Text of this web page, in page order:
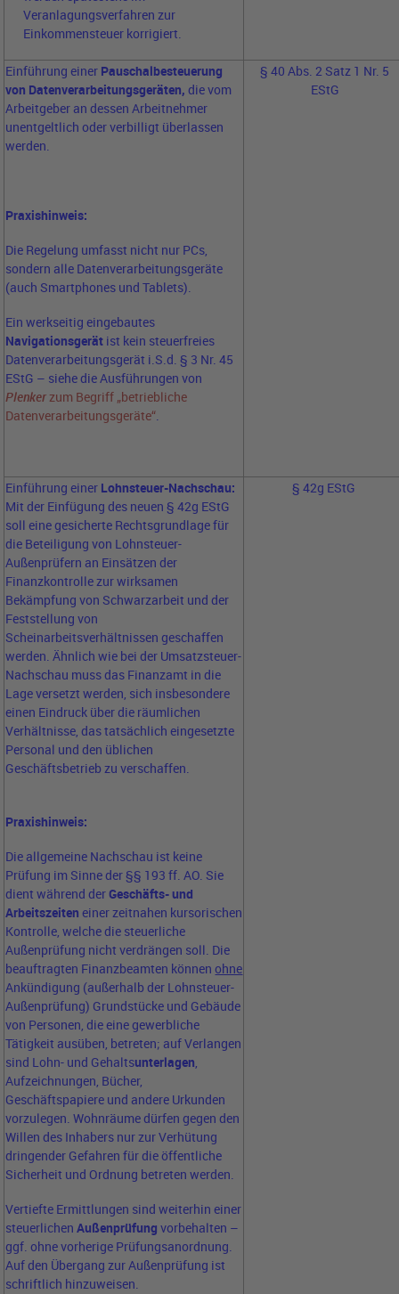
Veranlagungsverfahren zur
Einkommensteuer korrigiert.
Einführung einer Pauschalbesteuerung
von Datenverarbeitungsgeräten, die vom
Arbeitgeber an dessen Arbeitnehmer
unentgeltlich oder verbilligt überlassen
werden.
Praxishinweis:
Die Regelung umfasst nicht nur PCs,
sondern alle Datenverarbeitungsgeräte
(auch Smartphones und Tablets).
Ein werkseitig eingebautes
Navigationsgerät ist kein steuerfreies
Datenverarbeitungsgerät i.S.d. § 3 Nr. 45
EStG – siehe die Ausführungen von
Plenkerzum Begriff „betriebliche
Datenverarbeitungsgeräte“.
§ 40 Abs. 2 Satz 1 Nr. 5
EStG
Einführung einer Lohnsteuer-Nachschau:
Mit der Einfügung des neuen § 42g EStG
soll eine gesicherte Rechtsgrundlage für
die Beteiligung von Lohnsteuer-
Außenprüfern an Einsätzen der
Finanzkontrolle zur wirksamen
Bekämpfung von Schwarzarbeit und der
Feststellung von
Scheinarbeitsverhältnissen geschaffen
werden. Ähnlich wie bei der Umsatzsteuer-
Nachschau muss das Finanzamt in die
Lage versetzt werden, sich insbesondere
einen Eindruck über die räumlichen
Verhältnisse, das tatsächlich eingesetzte
Personal und den üblichen
Geschäftsbetrieb zu verschaffen.
Praxishinweis:
Die allgemeine Nachschau ist keine
Prüfung im Sinne der §§ 193 ff. AO. Sie
dient während derGeschäfts- und
Arbeitszeiten einer zeitnahen kursorischen
Kontrolle, welche die steuerliche
Außenprüfung nicht verdrängen soll. Die
beauftragten Finanzbeamten können ohne
Ankündigung (außerhalb der Lohnsteuer-
Außenprüfung) Grundstücke und Gebäude
von Personen, die eine gewerbliche
Tätigkeit ausüben, betreten; auf Verlangen
sind Lohn- und Gehaltsunterlagen,
Aufzeichnungen, Bücher,
Geschäftspapiere und andere Urkunden
vorzulegen. Wohnräume dürfen gegen den
Willen des Inhabers nur zur Verhütung
dringender Gefahren für die öffentliche
Sicherheit und Ordnung betreten werden.
Vertiefte Ermittlungen sind weiterhin einer
steuerlichenAußenprüfung vorbehalten –
ggf. ohne vorherige Prüfungsanordnung.
Auf den Übergang zur Außenprüfung ist
schriftlich hinzuweisen.
§ 42g EStG